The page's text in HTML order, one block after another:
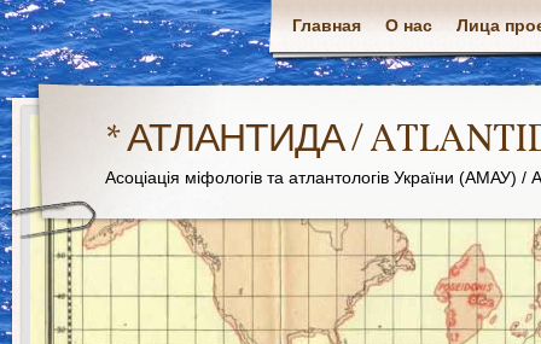
Главная О нас Лица
* АТЛАНТИДА /
Асоціація міфологів та атлантологів України